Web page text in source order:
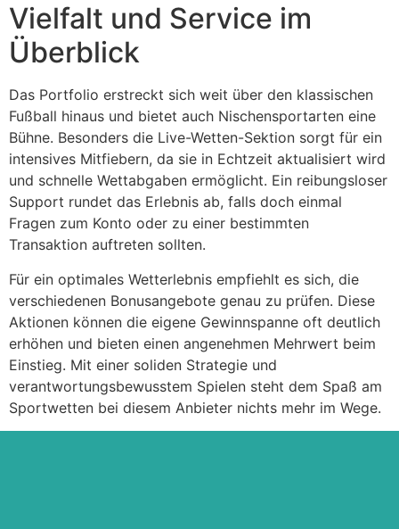
Vielfalt und Service im
Überblick
Das Portfolio erstreckt sich weit über den klassischen
Fußball hinaus und bietet auch Nischensportarten eine
Bühne. Besonders die Live-Wetten-Sektion sorgt für ein
intensives Mitfiebern, da sie in Echtzeit aktualisiert wird
und schnelle Wettabgaben ermöglicht. Ein reibungsloser
Support rundet das Erlebnis ab, falls doch einmal
Fragen zum Konto oder zu einer bestimmten
Transaktion auftreten sollten.
Für ein optimales Wetterlebnis empfiehlt es sich, die
verschiedenen Bonusangebote genau zu prüfen. Diese
Aktionen können die eigene Gewinnspanne oft deutlich
erhöhen und bieten einen angenehmen Mehrwert beim
Einstieg. Mit einer soliden Strategie und
verantwortungsbewusstem Spielen steht dem Spaß am
Sportwetten bei diesem Anbieter nichts mehr im Wege.